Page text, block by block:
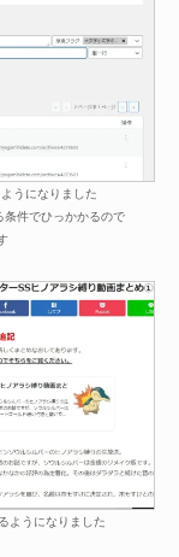
うになりました
条件でひっかかるので
ようになりました